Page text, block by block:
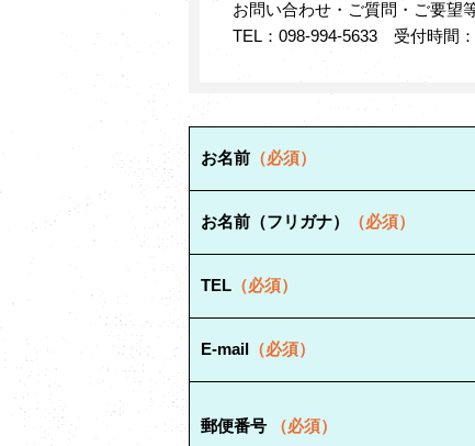
お問い合わせ・ご質問・ご要望
TEL：098-994-5633 受付時間
お名前 （必須）
お名前（フリガナ） （必須）
TEL （必須）
E-mail （必須）
郵便番号
（必須）